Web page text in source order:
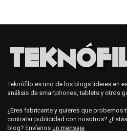
Teknófilo es uno de los blogs líderes en
análisis de smartphones, tablets y otros
¿Eres fabricante y quieres que probemos
contratar publicidad con nosotros?
blog? Envíanos un mensaje